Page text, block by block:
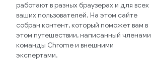
работают в разных браузерах и для всех
ваших пользователей. На этом сайте
собран контент, который поможет вам в
этом путешествии, написанный членами
команды Chrome и внешними
экспертами.